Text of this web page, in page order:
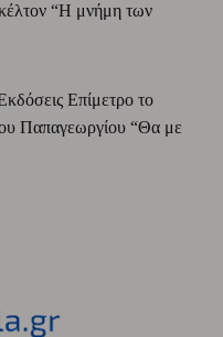
“Η μνήμη των
Επίμετρο το
Παπαγεωργίου “Θα με